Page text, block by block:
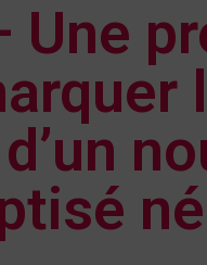
Une